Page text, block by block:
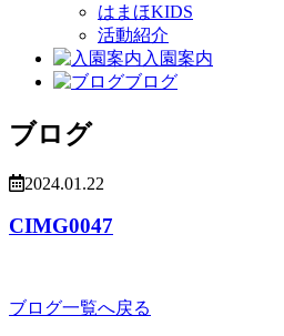
はまほKIDS
活動紹介
入園案内
ブログ
ブログ
2024.01.22
CIMG0047
ブログ一覧へ戻る